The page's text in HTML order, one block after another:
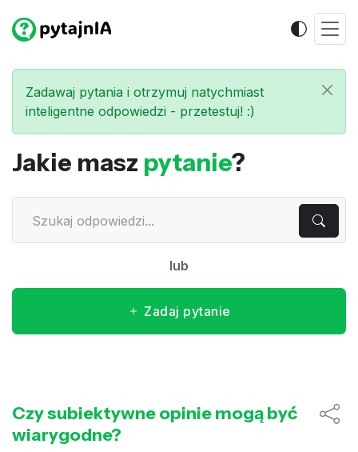
Zadawaj pytania i otrzymuj natychmiast
inteligentne odpowiedzi - przetestuj! :)
Jakie masz pytanie?
lub
Zadaj pytanie
Czy subiektywne opinie mogą być
wiarygodne?